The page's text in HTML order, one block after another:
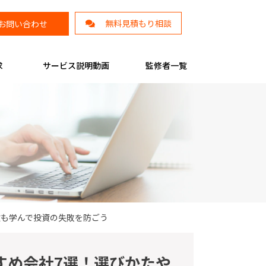
問い合わせ 無料見積もり相談
サービス説明動画 監修者一覧
学んで投資の失敗を防ごう